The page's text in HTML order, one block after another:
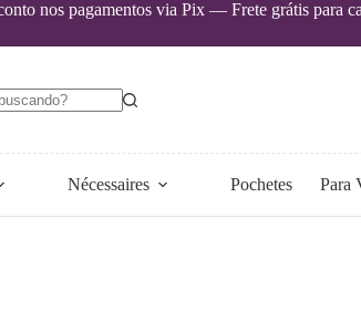
nos pagamentos via Pix — Frete grátis para
Nécessaires Pochetes Para